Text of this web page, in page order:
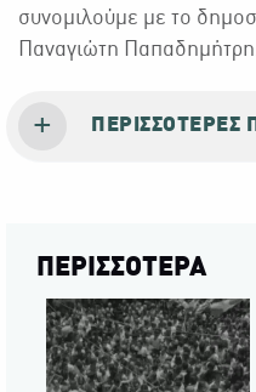
συνομιλούμε με το
Παναγιώτη
ΠΕΡΙΣΣΌΤΕΡΕΣ
ΠΕΡΙΣΣΟΤΕΡΑ